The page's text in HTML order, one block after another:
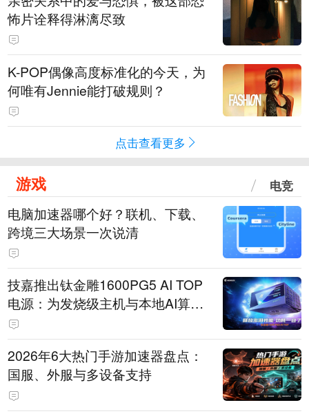
怖片诠释得淋漓尽致
K-POP偶像高度标准化的今天，为
何唯有Jennie能打破规则？
点击查看更多
游戏 电竞
电脑加速器哪个好？联机、下载、
跨境三大场景一次说清
技嘉推出钛金雕1600PG5 AI TOP
电源：为发烧级主机与本地AI算力
打造旗舰供电方案
2026年6大热门手游加速器盘点：
国服、外服与多设备支持